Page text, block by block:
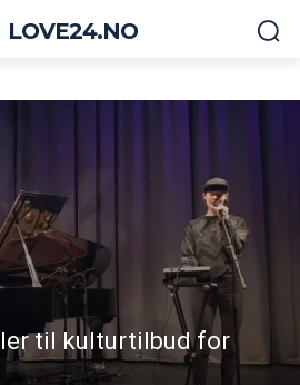
LOVE24.NO
til kulturtilbud for